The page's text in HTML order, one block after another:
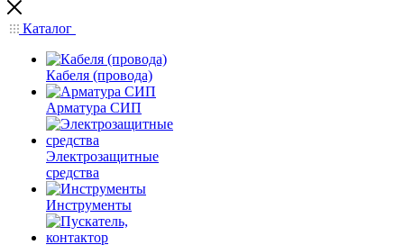
Каталог
Кабеля (провода)
Арматура СИП
Электрозащитные
средства
Инструменты